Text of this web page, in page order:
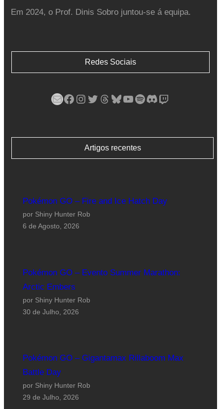
Em 2024, o Prof. Dinis Sobro juntou-se á equipa.
Redes Sociais
Mail Facebook Instagram Twitter Threads Bluesky YouTube Spotify Discord Twitch
Artigos recentes
Pokémon GO – Fire and Ice Hatch Day
por Shiny Hunter Rob
6 de Agosto, 2026
Pokémon GO – Evento Summer Marathon:
Arctic Embers
por Shiny Hunter Rob
30 de Julho, 2026
Pokémon GO – Gigantamax Rillaboom Max
Battle Day
por Shiny Hunter Rob
29 de Julho, 2026